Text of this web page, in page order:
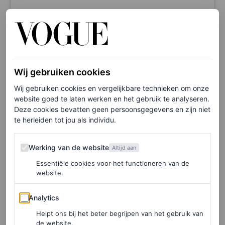
Een bericht gedeeld door Mimi Cuttrell (@mimicuttrell)
Wij gebruiken cookies
Wij gebruiken cookies en vergelijkbare technieken om onze
website goed te laten werken en het gebruik te analyseren.
Deze cookies bevatten geen persoonsgegevens en zijn niet
te herleiden tot jou als individu.
Werking van de website
Werking van de website Altijd aan
Essentiële cookies voor het functioneren van de
website.
Analytics
Analytics
Helpt ons bij het beter begrijpen van het gebruik van
de website.